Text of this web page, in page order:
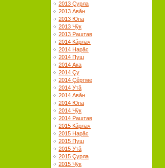
2013 Çурла
2013 Авăн
2013 Юпа
2013 Чÿк
2013 Раштав
2014 Кăрлач
2014 Нарăс
2014 Пуш
2014 Ака
2014 Çу
2014 Çĕртме
2014 Утă
2014 Авăн
2014 Юпа
2014 Чÿк
2014 Раштав
2015 Кăрлач
2015 Нарăс
2015 Пуш
2015 Утă
2015 Çурла
2015 Чÿк